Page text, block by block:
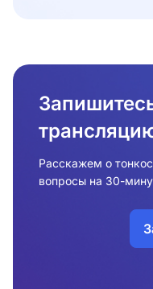
Расскажем о
вопросы на 30-